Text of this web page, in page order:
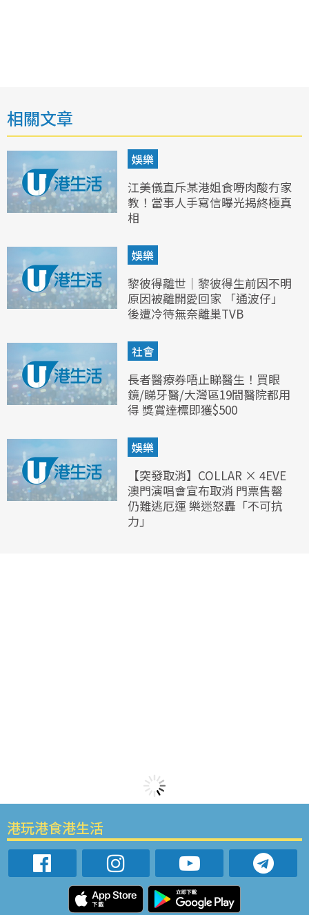
相關文章
娛樂
江美儀直斥某港姐食嘢肉酸冇家
教！當事人手寫信曝光揭終極真
相
娛樂
黎彼得離世｜黎彼得生前因不明
原因被離開愛回家 「通波仔」
後遭冷待無奈離巢TVB
社會
長者醫療券唔止睇醫生！買眼
鏡/睇牙醫/大灣區19間醫院都用
得 獎賞達標即獲$500
娛樂
【突發取消】COLLAR × 4EVE
澳門演唱會宣布取消 門票售罄
仍難逃厄運 樂迷怒轟「不可抗
力」
港玩港食港生活